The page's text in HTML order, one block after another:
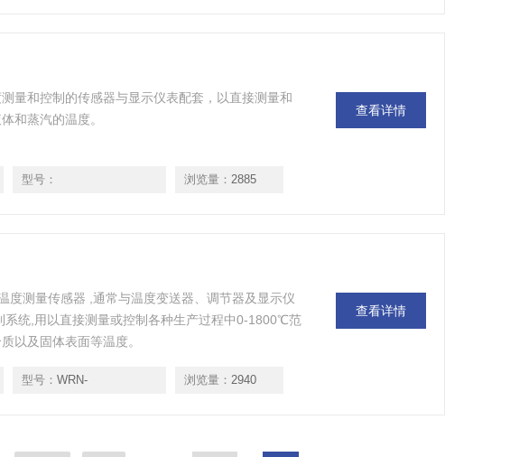
量和控制的传感器与显示仪表配套，以直接测量和
和蒸汽的温度。
型号： 浏览量： 2885
查看详情
度测量传感器 ,通常与温度变送器、调节器及显示仪
系统,用以直接测量或控制各种生产过程中0-1800℃范
以及固体表面等温度。
型号： WRN- 浏览量： 2940
查看详情